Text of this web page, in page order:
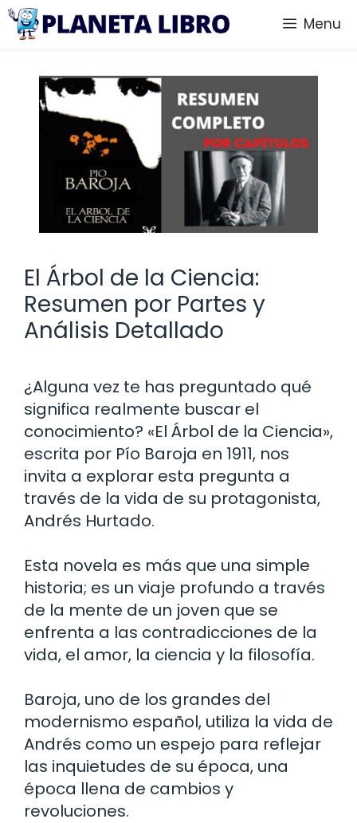
Saltar
Menu
El Árbol de la Ciencia:
Resumen por Partes y
Análisis Detallado
¿Alguna vez te has preguntado qué
significa realmente buscar el
conocimiento? «El Árbol de la Ciencia»,
escrita por Pío Baroja en 1911, nos
invita a explorar esta pregunta a
través de la vida de su protagonista,
Andrés Hurtado.
Esta novela es más que una simple
historia; es un viaje profundo a través
de la mente de un joven que se
enfrenta a las contradicciones de la
vida, el amor, la ciencia y la filosofía.
Baroja, uno de los grandes del
modernismo español, utiliza la vida de
Andrés como un espejo para reflejar
las inquietudes de su época, una
época llena de cambios y
revoluciones.